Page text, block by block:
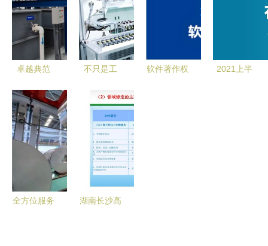
前瞻与精准
选型策略
用与发展
卓越典范
入选首批国
家级绿色工
厂，引领行
业绿色发展
不只是工
慧大脑” 老
牌企业旭光
科技新园区
启用，引领
智造新纪元
软件著作权
2021上半
全方位服务
湖南长沙高